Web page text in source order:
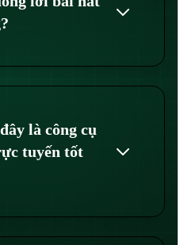
là công cụ
tuyến tốt